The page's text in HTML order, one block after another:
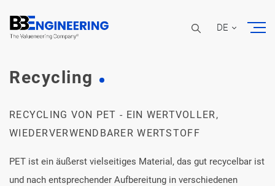
DE
Recycling
RECYCLING VON PET - EIN WERTVOLLER,
WIEDERVERWENDBARER WERTSTOFF
PET ist ein äußerst vielseitiges Material, das gut recycelbar ist
und nach entsprechender Aufbereitung in verschiedenen